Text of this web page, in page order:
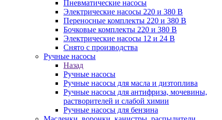
Пневматические насосы
Электрические насосы 220 и 380 В
Переносные комплекты 220 и 380 В
Бочковые комплекты 220 и 380 В
Электрические насосы 12 и 24 В
Снято с производства
Ручные насосы
Назад
Ручные насосы
Ручные насосы для масла и дизтоплива
Ручные насосы для антифриза, мочевины,
растворителей и слабой химии
Ручные насосы для бензина